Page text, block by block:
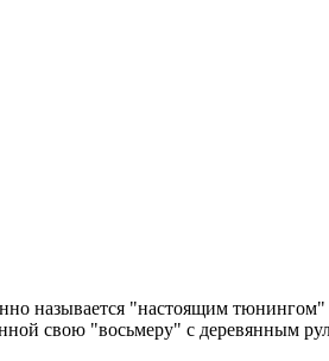
называется "настоящим
свою "восьмеру" с деревянным